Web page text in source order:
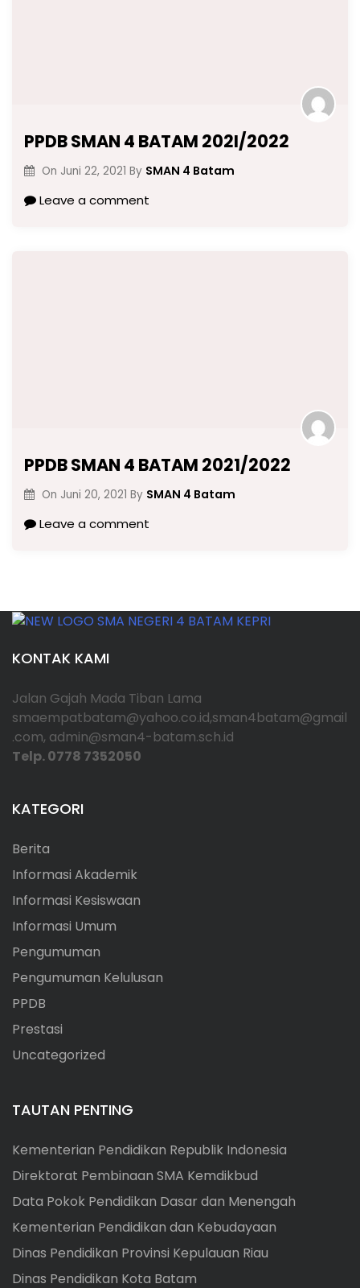
PPDB SMAN 4 BATAM 202I/2022
On Juni 22, 2021 By SMAN 4 Batam
Leave a comment
PPDB SMAN 4 BATAM 2021/2022
On Juni 20, 2021 By SMAN 4 Batam
Leave a comment
KONTAK KAMI
Jalan Gajah Mada Tiban Lama
smaempatbatam@yahoo.co.id,sman4batam@gmail
.com, admin@sman4-batam.sch.id
Telp. 0778 7352050
KATEGORI
Berita
Informasi Akademik
Informasi Kesiswaan
Informasi Umum
Pengumuman
Pengumuman Kelulusan
PPDB
Prestasi
Uncategorized
TAUTAN PENTING
Kementerian Pendidikan Republik Indonesia
Direktorat Pembinaan SMA Kemdikbud
Data Pokok Pendidikan Dasar dan Menengah
Kementerian Pendidikan dan Kebudayaan
Dinas Pendidikan Provinsi Kepulauan Riau
Dinas Pendidikan Kota Batam